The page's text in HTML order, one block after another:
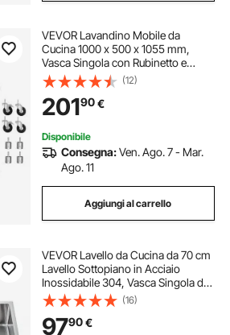
VEVOR Lavandino Mobile da
Cucina 1000 x 500 x 1055 mm,
Vasca Singola con Rubinetto e
Ruote, Lavello da Cucina per
Garage, Ristorante, Lavanderia,
Lavabo da Esterno con Piano di
Lavoro Sinistra
(12)
20190€
Disponibile
Consegna:Ven. Ago. 7 - Mar.
Ago. 11
Aggiungi al carrello
VEVOR Lavello da Cucina da 70 cm
Lavello Sottopiano in Acciaio
Inossidabile 304, Vasca Singola da
Incasso Stile Rustico con Accessori,
Lavello per Uso Domestico per
Camper, Cucina di Preparazione,
(16)
9790€